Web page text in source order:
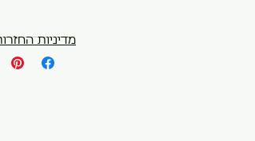
מדיניות